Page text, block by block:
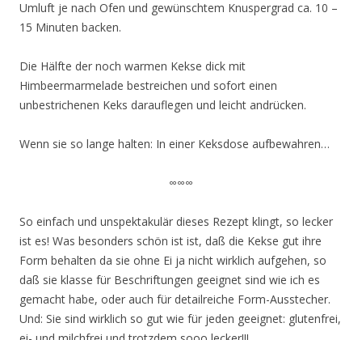
Umluft je nach Ofen und gewünschtem Knuspergrad ca. 10 –
15 Minuten backen.
Die Hälfte der noch warmen Kekse dick mit
Himbeermarmelade bestreichen und sofort einen
unbestrichenen Keks darauflegen und leicht andrücken.
Wenn sie so lange halten: In einer Keksdose aufbewahren…
∞∞∞
So einfach und unspektakulär dieses Rezept klingt, so lecker
ist es! Was besonders schön ist ist, daß die Kekse gut ihre
Form behalten da sie ohne Ei ja nicht wirklich aufgehen, so
daß sie klasse für Beschriftungen geeignet sind wie ich es
gemacht habe, oder auch für detailreiche Form-Ausstecher.
Und: Sie sind wirklich so gut wie für jeden geeignet: glutenfrei,